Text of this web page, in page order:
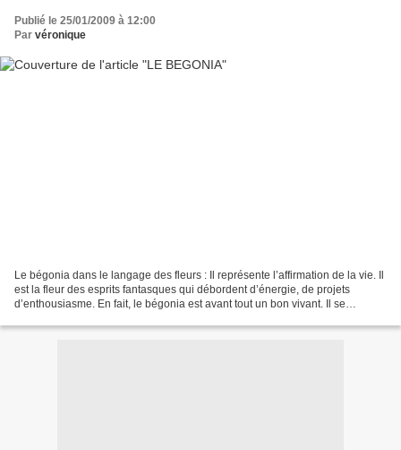
Publié le 25/01/2009 à 12:00
Par véronique
Le bégonia dans le langage des fleurs : Il représente l’affirmation de la vie. Il
est la fleur des esprits fantasques qui débordent d’énergie, de projets
d’enthousiasme. En fait, le bégonia est avant tout un bon vivant. Il se